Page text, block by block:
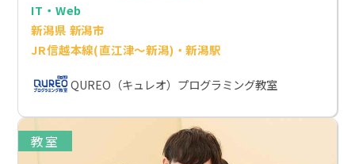
IT・Web
新潟県 新潟市
JR信越本線(直江津～新潟)・新潟駅
QUREO（キュレオ）プログラミング教室
教室